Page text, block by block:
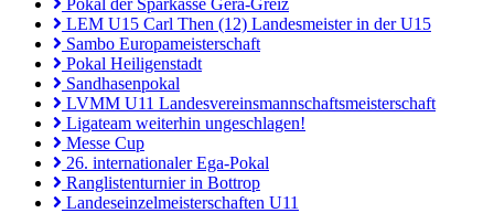
Pokal der Sparkasse Gera-Greiz
LEM U15 Carl Then (12) Landesmeister in der U15
Sambo Europameisterschaft
Pokal Heiligenstadt
Sandhasenpokal
LVMM U11 Landesvereinsmannschaftsmeisterschaft
Ligateam weiterhin ungeschlagen!
Messe Cup
26. internationaler Ega-Pokal
Ranglistenturnier in Bottrop
Landeseinzelmeisterschaften U11